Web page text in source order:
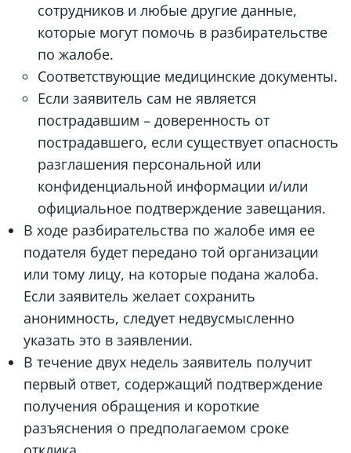
сотрудников и любые другие данные,
которые могут помочь в разбирательстве
по жалобе.
Соответствующие медицинские документы.
Если заявитель сам не является
пострадавшим – доверенность от
пострадавшего, если существует опасность
разглашения персональной или
конфиденциальной информации и/или
официальное подтверждение завещания.
В ходе разбирательства по жалобе имя ее
подателя будет передано той организации
или тому лицу, на которые подана жалоба.
Если заявитель желает сохранить
анонимность, следует недвусмысленно
указать это в заявлении.
В течение двух недель заявитель получит
первый ответ, содержащий подтверждение
получения обращения и короткие
разъяснения о предполагаемом сроке